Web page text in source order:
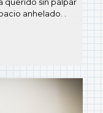
anhelado. .